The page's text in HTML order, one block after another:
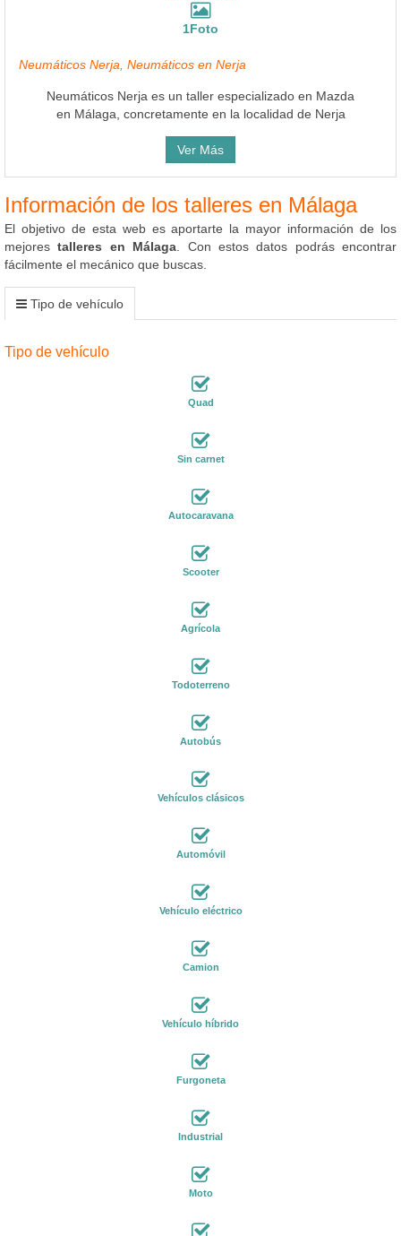
1Foto
Neumáticos Nerja, Neumáticos en Nerja
Neumáticos Nerja es un taller especializado en Mazda
en Málaga, concretamente en la localidad de Nerja
Ver Más
Información de los talleres en Málaga
El objetivo de esta web es aportarte la mayor información de los
mejorestalleres en Málaga . Con estos datos podrás encontrar
fácilmente el mecánico que buscas.
Tipo de vehículo
Tipo de vehículo
Quad
Sin carnet
Autocaravana
Scooter
Agrícola
Todoterreno
Autobús
Vehículos clásicos
Automóvil
Vehículo eléctrico
Camion
Vehículo híbrido
Furgoneta
Industrial
Moto